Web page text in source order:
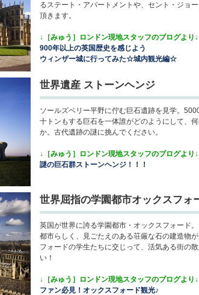
るステート・アパートメントや、セント・ジョ
頂きます。
↓［みゅう］ロンドン現地スタッフのブログより
900年以上の英国歴史を感じよう
ウィンザー城に行ってみた☆城内観光編☆
世界遺産 ストーンヘンジ
ソールズベリー平野に佇む巨石遺跡を見学。
十トンもする巨石を一体誰がどのようにして、
か。古代遺跡の謎に挑んでください。
↓［みゅう］ロンドン現地スタッフのブログより
謎の巨石群ストーンヘンジ！！！
世界屈指の学園都市オックスフォ
英国が世界に誇る学園都市・オックスフォード
都市らしく、見ごたえのある荘厳な石の建造物
フォードの学生たちに交じって、活気ある街の
い！
↓［みゅう］ロンドン現地スタッフのブログより
ファン必見！オックスフォード観光♪